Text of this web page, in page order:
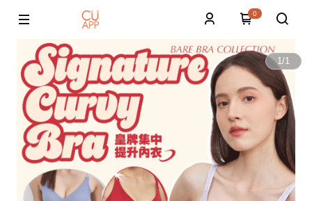
0
1/1